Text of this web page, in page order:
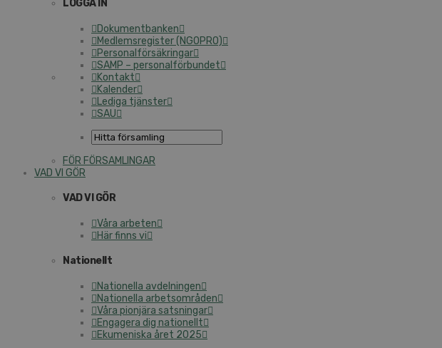
LOGGA IN
Dokumentbanken
Medlemsregister (NGOPRO)
Personalförsäkringar
SAMP – personalförbundet
Kontakt
Kalender
Lediga tjänster
SAU
FÖR FÖRSAMLINGAR
VAD VI GÖR
VAD VI GÖR
Våra arbeten
Här finns vi
Nationellt
Nationella avdelningen
Nationella arbetsområden
Våra pionjära satsningar
Engagera dig nationellt
Ekumeniska året 2025